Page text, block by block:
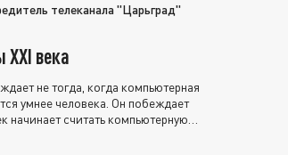
телеканала "Царьград"
века
не тогда, когда компьютерная
умнее человека. Он побеждает
начинает считать компьютерную